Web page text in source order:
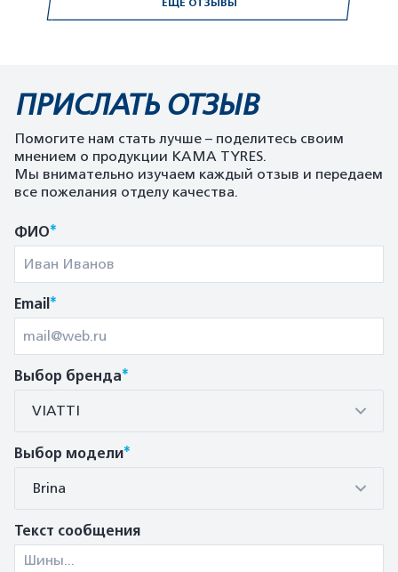
ЕЩЕ ОТЗЫВЫ
ПРИСЛАТЬ ОТЗЫВ
Помогите нам стать лучше – поделитесь своим
мнением о продукции KAMA TYRES.
Мы внимательно изучаем каждый отзыв и передаем
все пожелания отделу качества.
ФИО*
Email*
Выбор бренда*
VIATTI
Выбор модели*
Brina
Текст сообщения